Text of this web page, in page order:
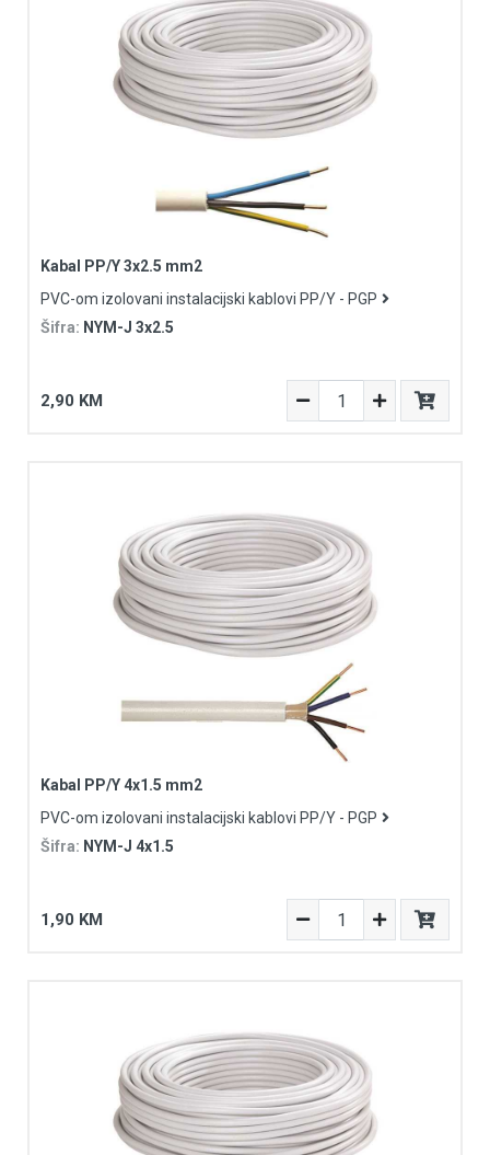
Kabal PP/Y 3x2.5 mm2
PVC-om izolovani instalacijski kablovi PP/Y - PGP
Šifra: NYM-J 3x2.5
2,90 KM
Kabal PP/Y 4x1.5 mm2
PVC-om izolovani instalacijski kablovi PP/Y - PGP
Šifra: NYM-J 4x1.5
1,90 KM